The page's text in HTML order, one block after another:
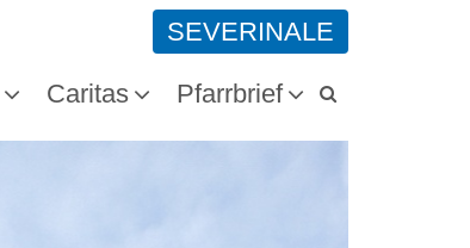
SEVERINALE
Caritas Pfarrbrief